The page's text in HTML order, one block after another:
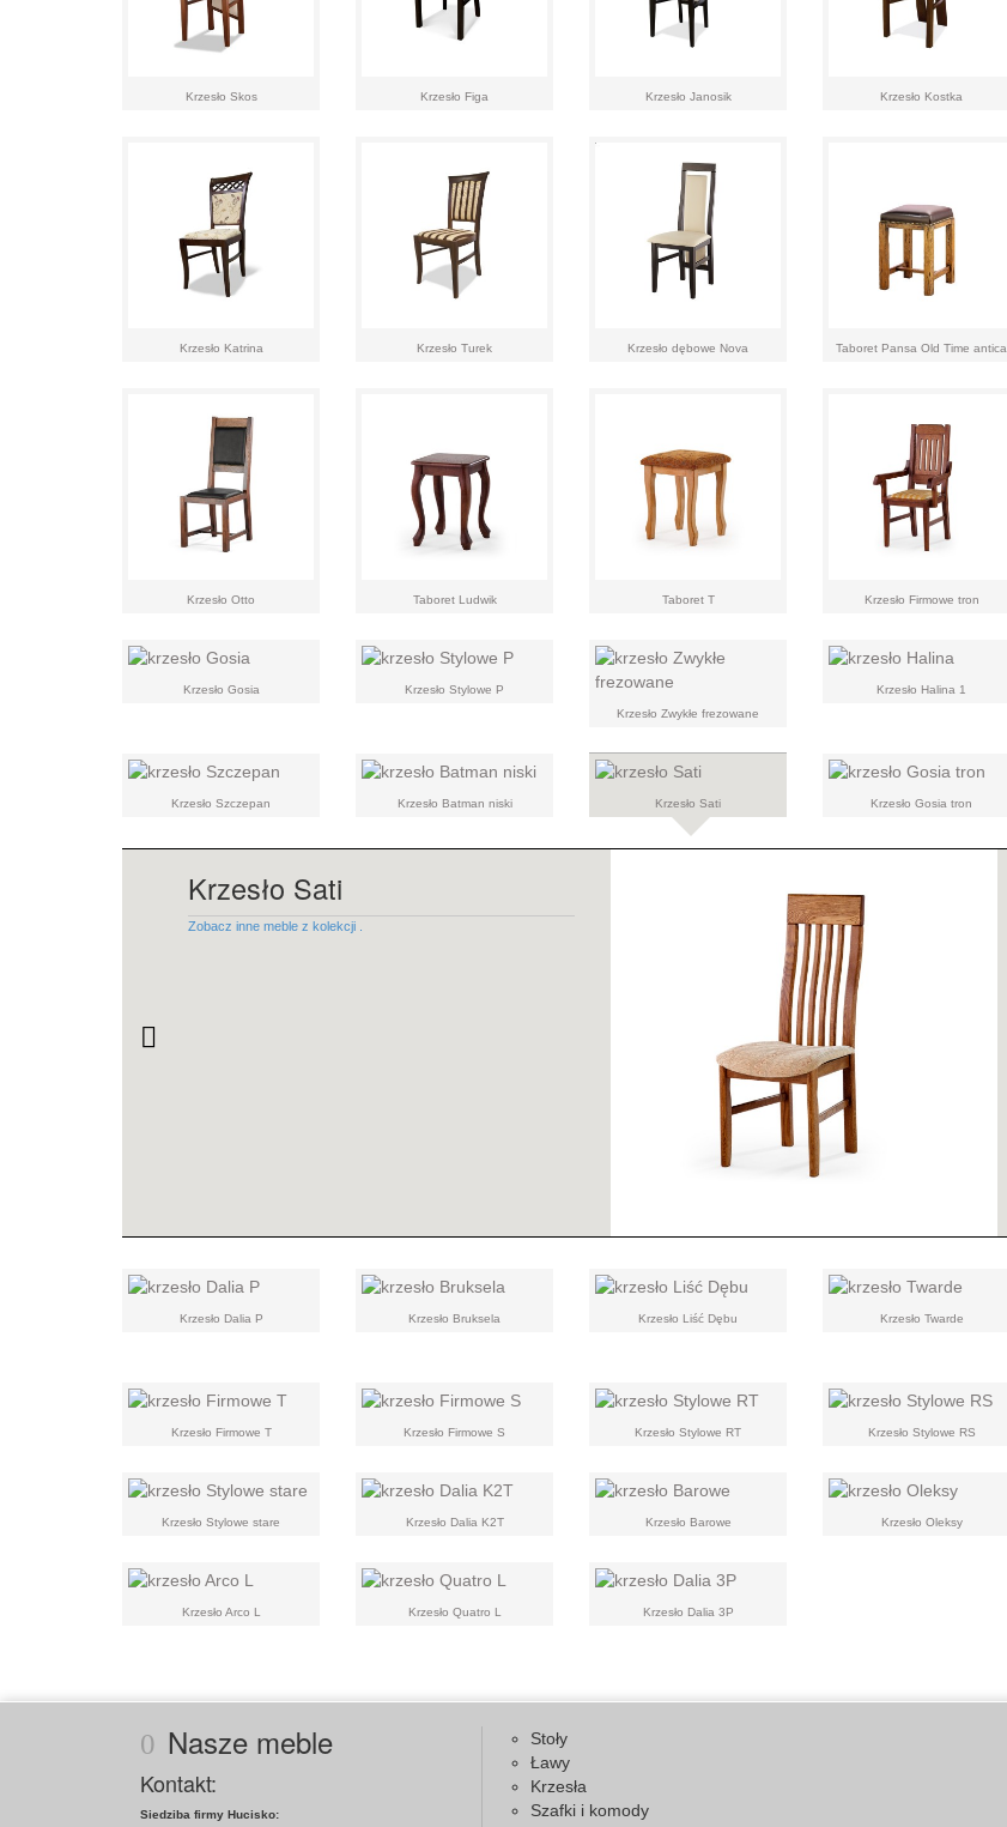
Krzesło Skos Krzesło Figa Krzesło Janosik Krzesło Kostka
Krzesło Katrina Krzesło Turek Krzesło dębowe Nova Taboret Pansa Old Time antica
Krzesło Otto Taboret Ludwik Taboret T Krzesło Firmowe tron
Krzesło Gosia
Krzesło Stylowe P
Krzesło Zwykłe frezowane
Krzesło Halina 1
Krzesło Szczepan Krzesło Batman niski Krzesło Sati Krzesło Gosia tron
Krzesło Sati
Zobacz inne meble z kolekcji .
Krzesło Dalia P Krzesło Bruksela Krzesło Liść Dębu
Krzesło Twarde
Krzesło Firmowe T Krzesło Firmowe S Krzesło Stylowe RT Krzesło Stylowe RS
Krzesło Stylowe stare Krzesło Dalia K2T Krzesło Barowe Krzesło Oleksy
Krzesło Arco L Krzesło Quatro L Krzesło Dalia 3P
Nasze meble
Kontakt:
Siedziba firmy Hucisko:
Stoły
Ławy
Krzesła
Szafki i komody